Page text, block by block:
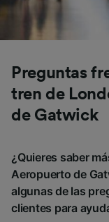
Preguntas
tren de
de Gatwick
¿Quieres saber
Aeropuerto de
algunas de las
clientes para